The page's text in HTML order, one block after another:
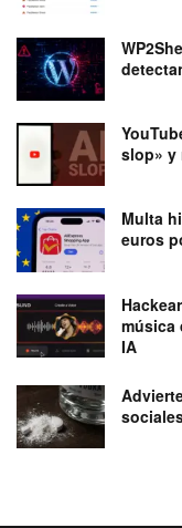
slop» y
Multa
euros
música
IA